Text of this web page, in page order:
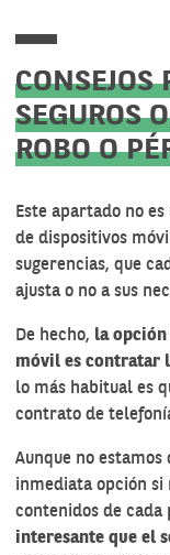
CONSEJOS
SEGUROS
ROBO O
Este apartado no
de dispositivos
sugerencias, que
ajusta o no a sus
De hecho, la opción
móvil es contratar
lo más habitual es
contrato de
Aunque no
inmediata opción si
contenidos de cada
interesante que el